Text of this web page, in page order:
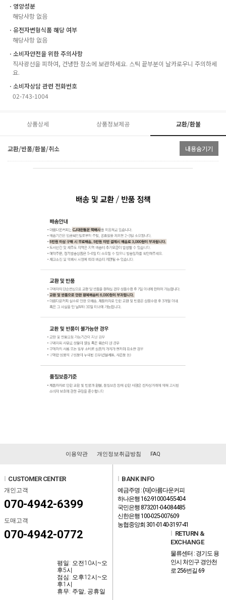
ㆍ영양성분
해당사항 없음
ㆍ유전자변형식품 해당 여부
해당사항 없음
ㆍ소비자안전을 위한 주의사항
직사광선을 피하여, 건냉한 장소에 보관하세요. 스틱 끝부분이 날카로우니 주의하세
요.
ㆍ소비자상담 관련 전화번호
02-743-1004
상품상세 상품정보제공 교환/환불
교환/반품/환불/취소 내용숨기기
이용약관 개인정보취급방침 FAQ
CUSTOMER CENTER
개인고객
070-4942-6399
도매고객
070-4942-0772
평일: 오전10시~오
후5시
점심: 오후12시~오
후1시
휴무: 주말, 공휴일
BANK INFO
예금주명 : (재)아름다운커피
하나은행 162-910004-55404
국민은행 873201-04-084485
신한은행 100-025-007609
농협중앙회 301-0140-3197-41
RETURN &
EXCHANGE
물류센터 : 경기도 용
인시 처인구 경안천
로 256번길 69